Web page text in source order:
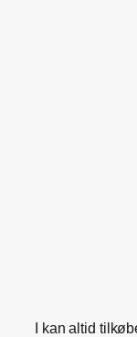
I kan altid